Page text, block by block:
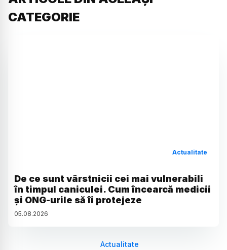
CATEGORIE
Actualitate
De ce sunt vârstnicii cei mai vulnerabili
în timpul caniculei. Cum încearcă medicii
și ONG-urile să îi protejeze
05.08.2026
Actualitate